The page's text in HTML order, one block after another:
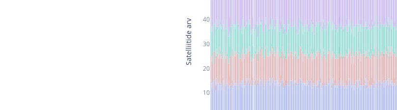
10
20
30
40
Satelliitide arv